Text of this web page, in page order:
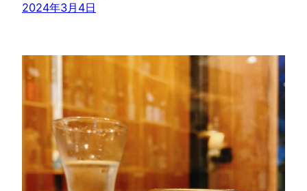
2024年3月4日